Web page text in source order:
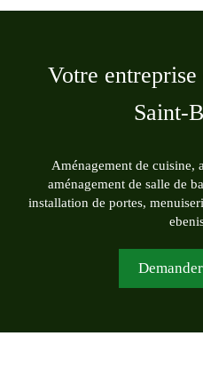
Votre
Saint-
Aménagement de cuisine,
aménagement de salle de
installation de portes,